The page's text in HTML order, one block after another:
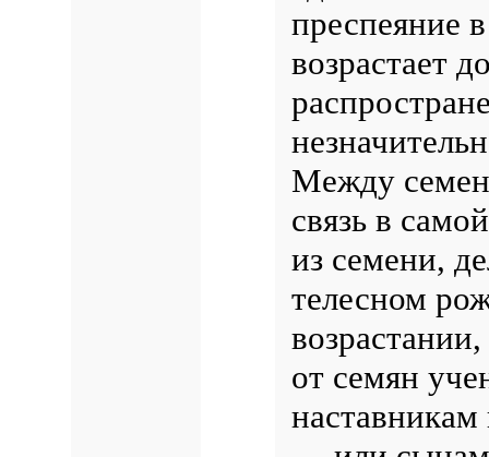
преспеяние
возрастает
Между
связь в
из семени,
телесном
от семян